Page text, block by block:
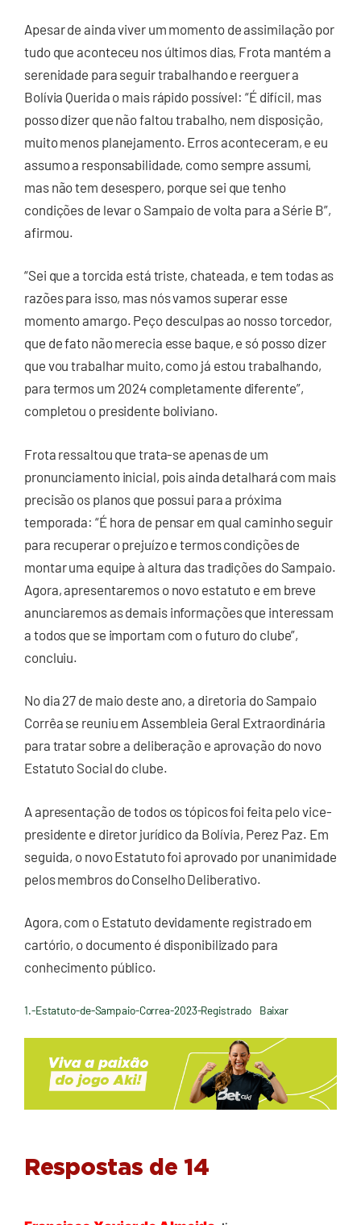
Apesar de ainda viver um momento de assimilação por
tudo que aconteceu nos últimos dias, Frota mantém a
serenidade para seguir trabalhando e reerguer a
Bolívia Querida o mais rápido possível: “É difícil, mas
posso dizer que não faltou trabalho, nem disposição,
muito menos planejamento. Erros aconteceram, e eu
assumo a responsabilidade, como sempre assumi,
mas não tem desespero, porque sei que tenho
condições de levar o Sampaio de volta para a Série B”,
afirmou.
“Sei que a torcida está triste, chateada, e tem todas as
razões para isso, mas nós vamos superar esse
momento amargo. Peço desculpas ao nosso torcedor,
que de fato não merecia esse baque, e só posso dizer
que vou trabalhar muito, como já estou trabalhando,
para termos um 2024 completamente diferente”,
completou o presidente boliviano.
Frota ressaltou que trata-se apenas de um
pronunciamento inicial, pois ainda detalhará com mais
precisão os planos que possui para a próxima
temporada: “É hora de pensar em qual caminho seguir
para recuperar o prejuízo e termos condições de
montar uma equipe à altura das tradições do Sampaio.
Agora, apresentaremos o novo estatuto e em breve
anunciaremos as demais informações que interessam
a todos que se importam com o futuro do clube”,
concluiu.
No dia 27 de maio deste ano, a diretoria do Sampaio
Corrêa se reuniu em Assembleia Geral Extraordinária
para tratar sobre a deliberação e aprovação do novo
Estatuto Social do clube.
A apresentação de todos os tópicos foi feita pelo vice-
presidente e diretor jurídico da Bolívia, Perez Paz. Em
seguida, o novo Estatuto foi aprovado por unanimidade
pelos membros do Conselho Deliberativo.
Agora, com o Estatuto devidamente registrado em
cartório, o documento é disponibilizado para
conhecimento público.
1.-Estatuto-de-Sampaio-Correa-2023-Registrado Baixar
Respostas de 14